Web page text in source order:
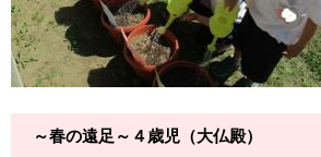
～春の遠足～４歳児（大仏殿）